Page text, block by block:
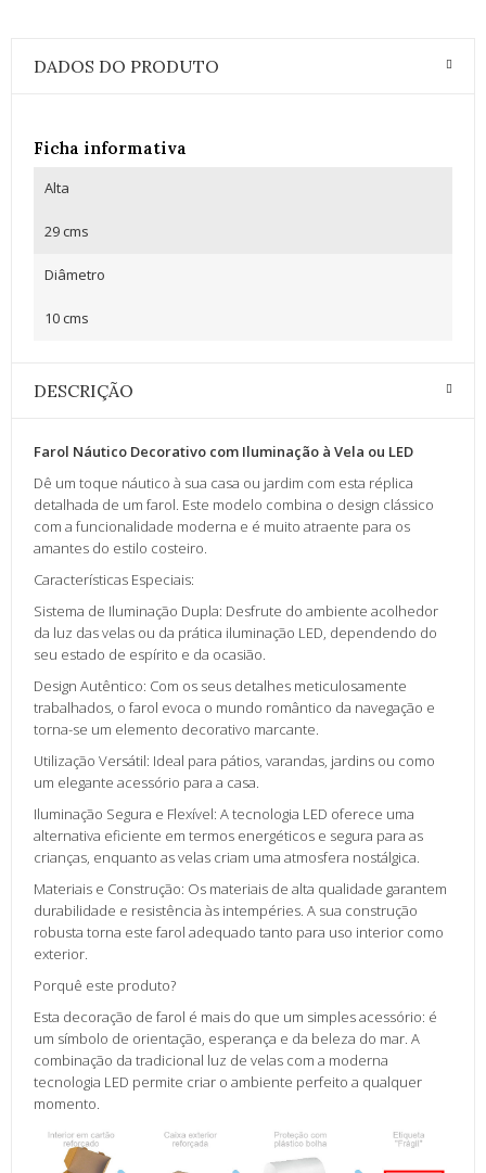
DADOS DO PRODUTO
Ficha informativa
Alta
29 cms
Diâmetro
10 cms
DESCRIÇÃO
Farol Náutico Decorativo com Iluminação à Vela ou LED
Dê um toque náutico à sua casa ou jardim com esta réplica
detalhada de um farol. Este modelo combina o design clássico
com a funcionalidade moderna e é muito atraente para os
amantes do estilo costeiro.
Características Especiais:
Sistema de Iluminação Dupla: Desfrute do ambiente acolhedor
da luz das velas ou da prática iluminação LED, dependendo do
seu estado de espírito e da ocasião.
Design Autêntico: Com os seus detalhes meticulosamente
trabalhados, o farol evoca o mundo romântico da navegação e
torna-se um elemento decorativo marcante.
Utilização Versátil: Ideal para pátios, varandas, jardins ou como
um elegante acessório para a casa.
Iluminação Segura e Flexível: A tecnologia LED oferece uma
alternativa eficiente em termos energéticos e segura para as
crianças, enquanto as velas criam uma atmosfera nostálgica.
Materiais e Construção: Os materiais de alta qualidade garantem
durabilidade e resistência às intempéries. A sua construção
robusta torna este farol adequado tanto para uso interior como
exterior.
Porquê este produto?
Esta decoração de farol é mais do que um simples acessório: é
um símbolo de orientação, esperança e da beleza do mar. A
combinação da tradicional luz de velas com a moderna
tecnologia LED permite criar o ambiente perfeito a qualquer
momento.